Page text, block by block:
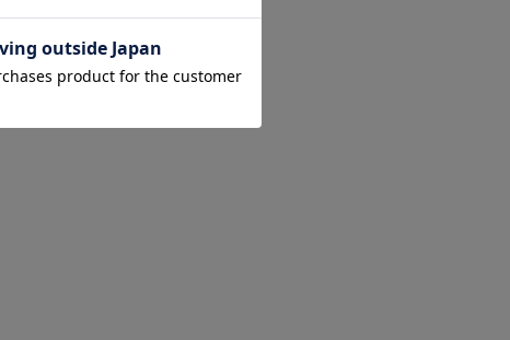
見たアイテム